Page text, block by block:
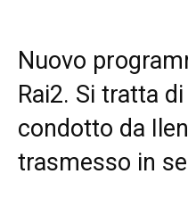
Nuovo
Rai2. Si tratta
condotto da
trasmesso in